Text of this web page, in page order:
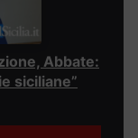
Abbate:
siciliane”